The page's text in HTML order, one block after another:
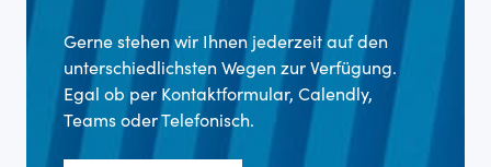
Gerne stehen wir Ihnen jederzeit auf den
unterschiedlichsten Wegen zur Verfügung.
Egal ob per Kontaktformular, Calendly,
Teams oder Telefonisch.